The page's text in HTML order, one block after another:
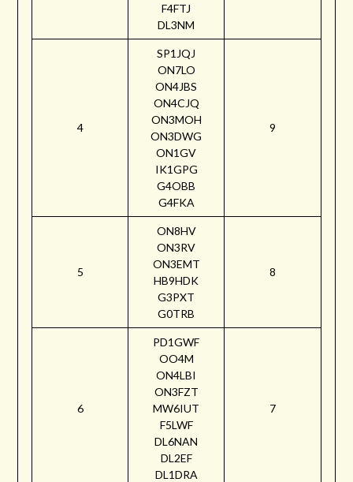
F4FTJ
DL3NM
4
SP1JQJ
ON7LO
ON4JBS
ON4CJQ
ON3MOH
ON3DWG
ON1GV
IK1GPG
G4OBB
G4FKA
9
5
ON8HV
ON3RV
ON3EMT
HB9HDK
G3PXT
G0TRB
8
6
PD1GWF
OO4M
ON4LBI
ON3FZT
MW6IUT
F5LWF
DL6NAN
DL2EF
DL1DRA
7